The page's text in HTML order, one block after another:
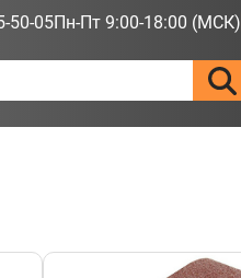
50-05Пн-Пт 9:00-18:00 (МСК)